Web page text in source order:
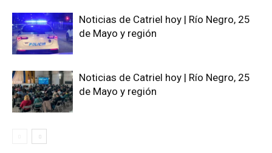
Noticias de Catriel hoy | Río Negro, 25
de Mayo y región
Noticias de Catriel hoy | Río Negro, 25
de Mayo y región